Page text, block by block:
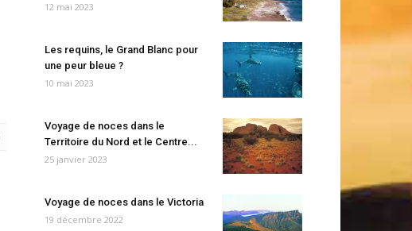
12 mai 2023
Les requins, le Grand Blanc pour
une peur bleue ?
10 mai 2023
Voyage de noces dans le
Territoire du Nord et le Centre...
25 janvier 2023
Voyage de noces dans le Victoria
19 décembre 2022